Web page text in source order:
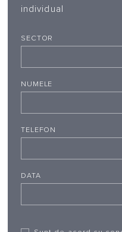
individual
SECTOR
NUMELE
TELEFON
DATA